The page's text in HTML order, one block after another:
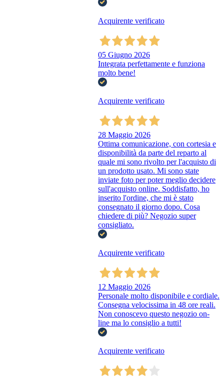
Acquirente verificato
05 Giugno 2026
Integrata perfettamente e funziona
molto bene!
Acquirente verificato
28 Maggio 2026
Ottima comunicazione, con cortesia e
disponibilità da parte del reparto al
quale mi sono rivolto per l'acquisto di
un prodotto usato. Mi sono state
inviate foto per poter meglio decidere
sull'acquisto online. Soddisfatto, ho
inserito l'ordine, che mi è stato
consegnato il giorno dopo. Cosa
chiedere di più? Negozio super
consigliato.
Acquirente verificato
12 Maggio 2026
Personale molto disponibile e cordiale.
Consegna velocissima in 48 ore reali.
Non conoscevo questo negozio on-
line ma lo consiglio a tutti!
Acquirente verificato